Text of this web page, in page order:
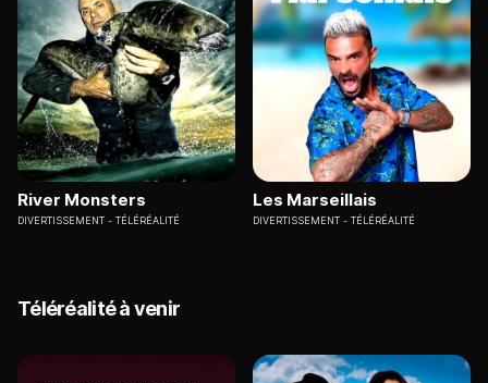
River Monsters
DIVERTISSEMENT TÉLÉRÉALITÉ
Les Marseillais
DIVERTISSEMENT TÉLÉRÉALITÉ
Téléréalité à venir